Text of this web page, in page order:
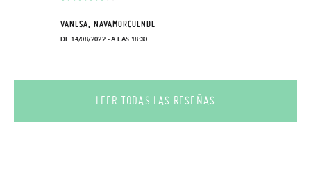
VANESA, NAVAMORCUENDE
DE 14/08/2022 - A LAS 18:30
LEER TODAS LAS RESEÑAS